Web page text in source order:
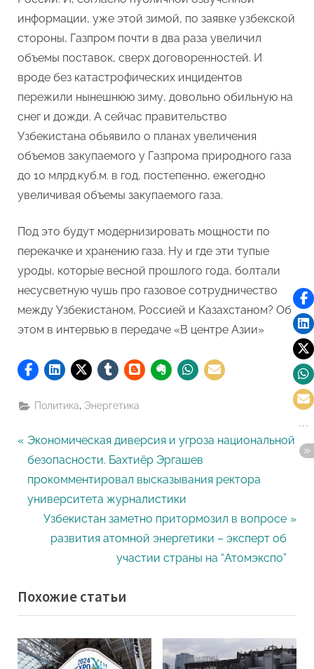
информации, уже этой зимой, по заявке узбекской
стороны, Газпром почти в два раза увеличил
объемы поставок, сверх договоренностей. И
вроде без катастрофических инцидентов
пережили нынешнюю зиму, довольно обильную на
снег и дожди. А сейчас правительство
Узбекистана обьявило о планах увеличения
объемов закупаемого у Газпрома природного газа
до 10 млрд.куб.м. в год, постепенно, ежегодно
увеличивая объемы закупаемого газа.
Под это будут модернизировать мощности по
перекачке и хранению газа. Ну и где эти тупые
уроды, которые весной прошлого года, болтали
несусветную чушь про газовое сотрудничество
между Узбекистаном, Россией и Казахстаном? Об
этом в интервью в передаче «В центре Азии»
Политика, Энергетика
Навигация
по
записям
P
r
e
v
P
o
s
t
Экономическая диверсия и угроза национальной
безопасности. Бахтиёр Эргашев
прокомментировал высказывания ректора
университета журналистики
N
P
o
s
t
Узбекистан заметно притормозил в вопросе
развития атомной энергетики – эксперт об
участии страны на “Атомэкспо”
Похожие статьи